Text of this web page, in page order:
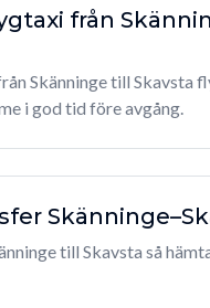
från
Skänninge till Skavsta
i god tid före avgång.
till Skavsta så